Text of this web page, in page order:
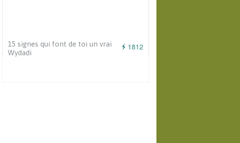
1812
15 signes qui font de toi un vrai
Wydadi